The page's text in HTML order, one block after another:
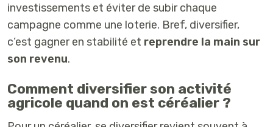
investissements et éviter de subir chaque
campagne comme une loterie. Bref, diversifier,
c’est gagner en stabilité et reprendre la main sur
son revenu.
Comment diversifier son activité
agricole quand on est céréalier ?